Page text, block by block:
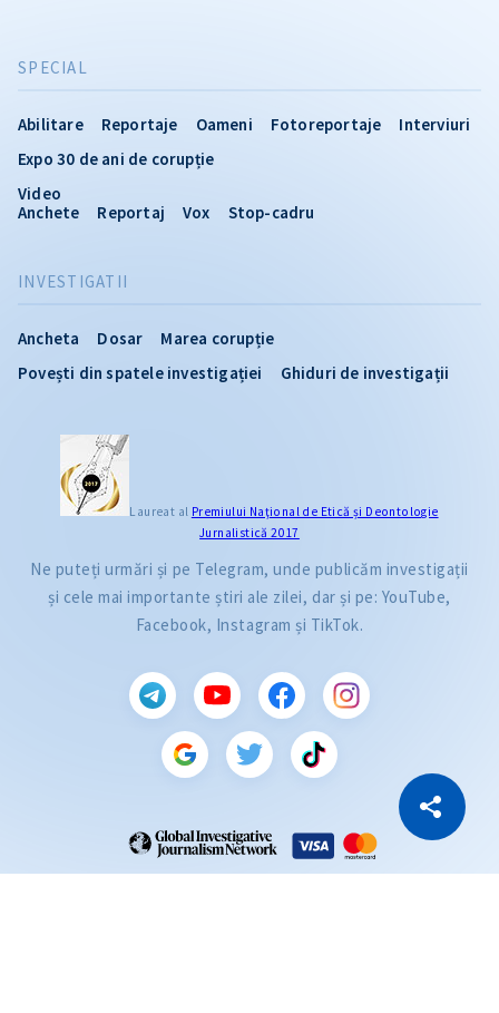
Copiază Link
INVESTIGATII
Ancheta Dosar
Marea corupție
Povești din spatele investigației
Ghiduri de investigații
SPECIAL
Abilitare Reportaje Oameni Fotoreportaje
Interviuri
Expo 30 de ani de corupție
Video
Anchete
Reportaj Vox Stop-cadru
Laureat al Premiului Naţional de Etică și Deontologie
Jurnalistică 2017
Ne puteți urmări și pe Telegram, unde publicăm investigații
și cele mai importante știri ale zilei, dar și pe: YouTube,
Facebook, Instagram și TikTok.